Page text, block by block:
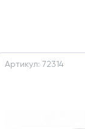
Артикул: 72314